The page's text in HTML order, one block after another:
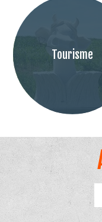
Tourisme